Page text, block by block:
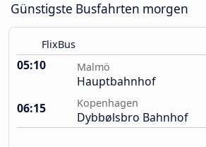
Günstigste Busfahrten morgen
FlixBus
05:10 Malmö
Hauptbahnhof
06:15
Kopenhagen
Dybbølsbro Bahnhof